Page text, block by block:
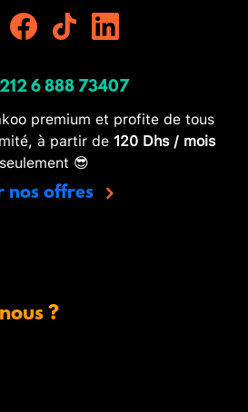
6 888 73407
premium et profite de tous
à partir de 120 Dhs / mois
seulement 😎
nos offres
?